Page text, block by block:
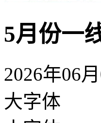
5月份一
2026年06
大字体